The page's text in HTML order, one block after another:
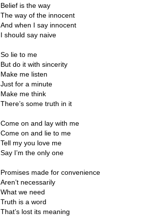
Belief is the way
The way of the innocent
And when I say innocent
I should say naive
So lie to me
But do it with sincerity
Make me listen
Just for a minute
Make me think
There’s some truth in it
Come on and lay with me
Come on and lie to me
Tell my you love me
Say I’m the only one
Promises made for convenience
Aren’t necessarily
What we need
Truth is a word
That’s lost its meaning